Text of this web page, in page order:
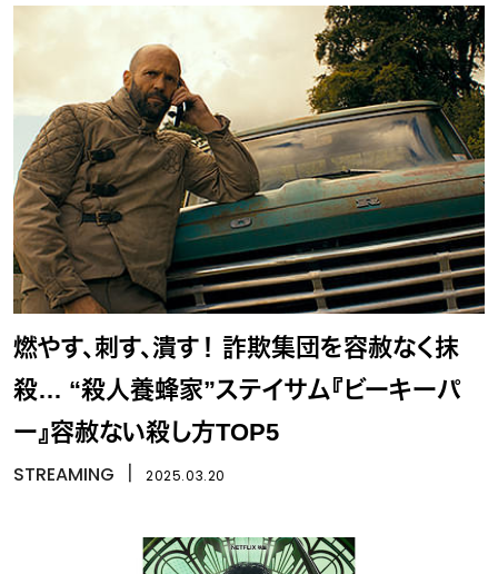
燃やす、刺す、潰す！ 詐欺集団を容赦なく抹
殺… “殺人養蜂家”ステイサム『ビーキーパ
ー』容赦ない殺し方TOP5
STREAMING 2025.03.20